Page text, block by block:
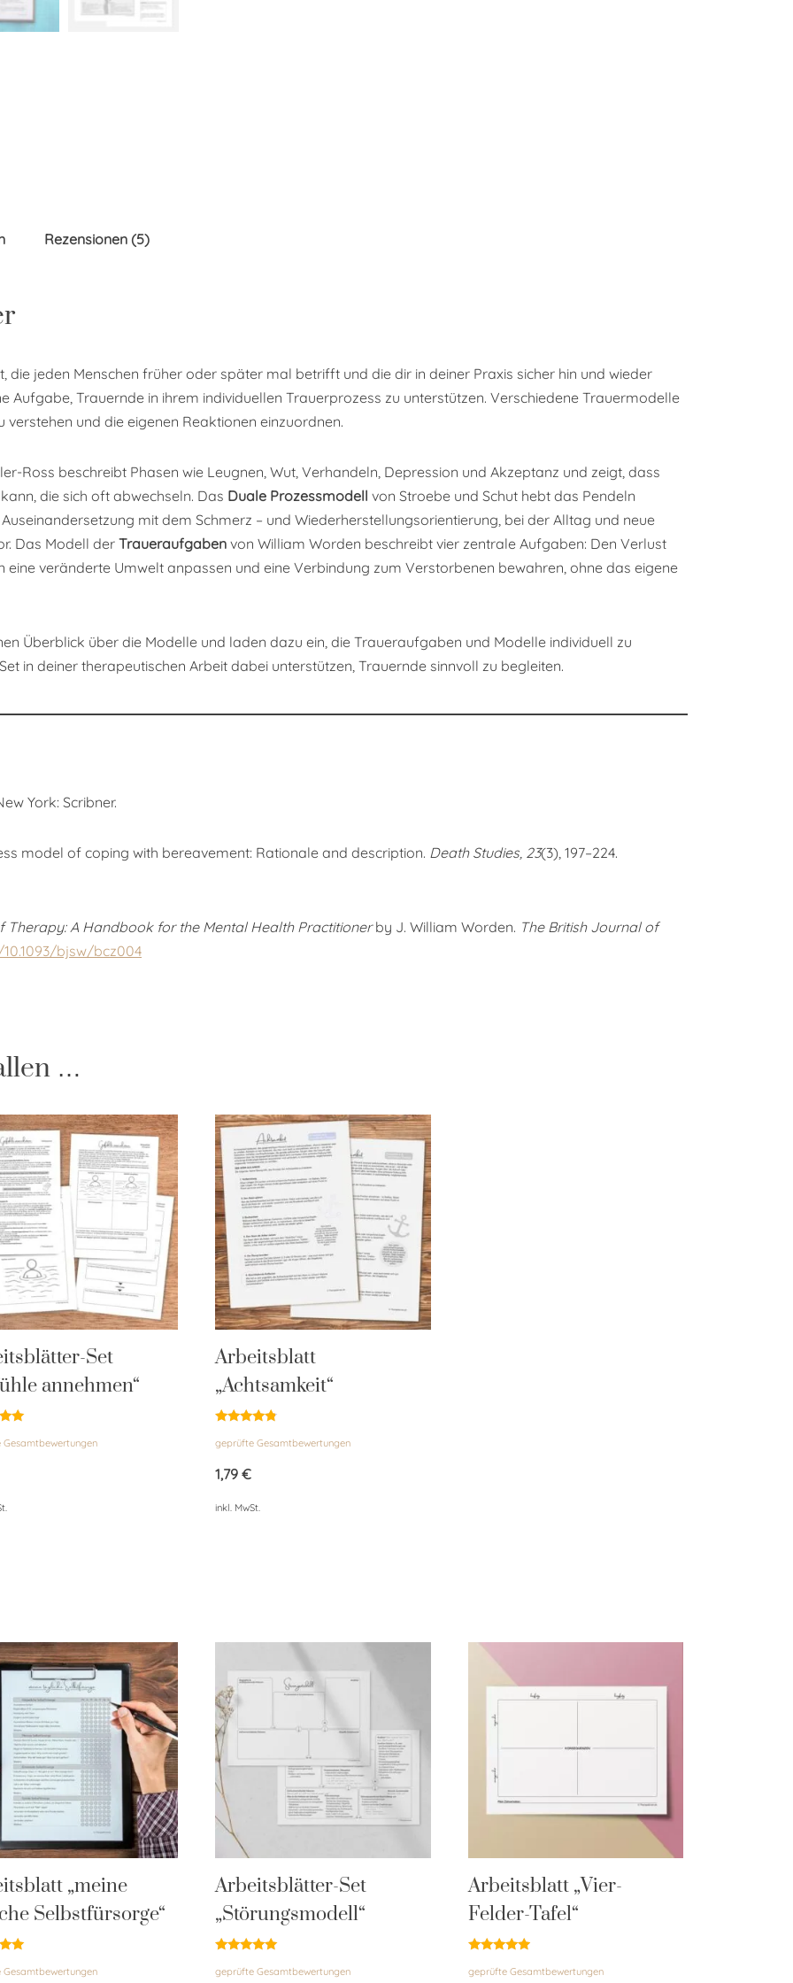
Rezensionen (5)
die jeden Menschen früher oder später mal betrifft und die dir in deiner Praxis sicher hin und wieder
Aufgabe, Trauernde in ihrem individuellen Trauerprozess zu unterstützen. Verschiedene Trauermodelle
und die eigenen Reaktionen einzuordnen.
Ross beschreibt Phasen wie Leugnen, Wut, Verhandeln, Depression und Akzeptanz und zeigt, dass
die sich oft abwechseln. Das Duale Prozessmodell von Stroebe und Schut hebt das Pendeln
mit dem Schmerz – und Wiederherstellungsorientierung, bei der Alltag und neue
Das Modell der Traueraufgaben von William Worden beschreibt vier zentrale Aufgaben: Den Verlust
eine veränderte Umwelt anpassen und eine Verbindung zum Verstorbenen bewahren, ohne das eigene
Überblick über die Modelle und laden dazu ein, die Traueraufgaben und Modelle individuell zu
in deiner therapeutischen Arbeit dabei unterstützen, Trauernde sinnvoll zu begleiten.
York: Scribner.
model of coping with bereavement: Rationale and description. Death Studies, 23(3), 197–224.
Therapy: A Handbook for the Mental Health Practitionerby J. William Worden. The British Journal of
bjsw/bcz004
…
Set
annehmen“
Arbeitsblatt
„Achtsamkeit“
mit
von 5
geprüfte Gesamtbewertungen
1,79 €
inkl. MwSt.
„meine
Selbstfürsorge“
Arbeitsblätter-Set
„Störungsmodell“
mit
geprüfte Gesamtbewertungen
Arbeitsblatt „Vier-
Felder-Tafel“
mit
geprüfte Gesamtbewertungen